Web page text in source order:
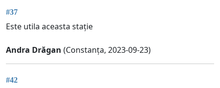
#37
Este utila aceasta stație
Andra Drăgan (Constanța, 2023-09-23)
#42